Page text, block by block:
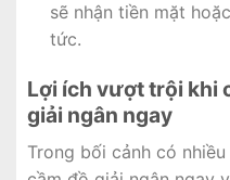
sẽ nhận tiền mặt
tức.
Lợi ích vượt trội khi
giải ngân ngay
Trong bối cảnh có